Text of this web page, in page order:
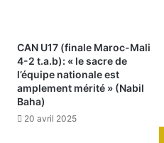
CAN U17 (finale Maroc-Mali
4-2 t.a.b): « le sacre de
l’équipe nationale est
amplement mérité » (Nabil
Baha)
20 avril 2025